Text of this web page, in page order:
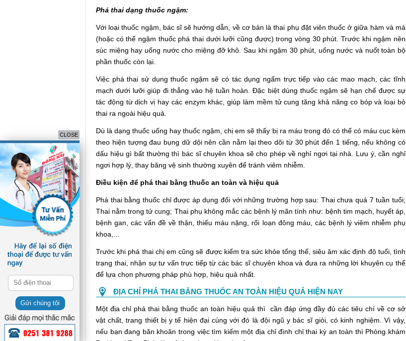
Phá thai dạng thuốc ngậm:
Với loại thuốc ngậm, bác sĩ sẽ hướng dẫn, về cơ bản là thai phụ đặt viên thuốc ở giữa hàm và má
(hoặc có thể ngậm thuốc phá thai dưới lưỡi cũng được) trong vòng 30 phút. Trước khi ngậm nên
súc miệng hay uống nước cho miệng đỡ khô. Sau khi ngậm 30 phút, uống nước và nuốt toàn bộ
phần thuốc còn lại.
Việc phá thai sử dụng thuốc ngậm sẽ có tác dụng ngấm trực tiếp vào các mao mạch, các tĩnh
mạch dưới lưỡi giúp đi thẳng vào hệ tuần hoàn. Đặc biệt dùng thuốc ngậm sẽ hạn chế được sự
tác động từ dịch vị hay các enzym khác, giúp làm mềm tử cung tăng khả năng co bóp và loại bỏ
thai ra ngoài hiệu quả.
Dù là dạng thuốc uống hay thuốc ngậm, chị em sẽ thấy bị ra máu trong đó có thể có máu cục kèm
theo hiện tượng đau bụng dữ dội nên cần nằm lại theo dõi từ 30 phút đến 1 tiếng, nếu không có
dấu hiệu gì bất thường thì bác sĩ chuyên khoa sẽ cho phép về nghỉ ngơi tại nhà. Lưu ý, cần nghỉ
ngơi hợp lý, thay băng vệ sinh thường xuyên để tránh viêm nhiễm.
Điều kiện để phá thai bằng thuốc an toàn và hiệu quả
Phá thai bằng thuốc chỉ được áp dụng đối với những trường hợp sau: Thai chưa quá 7 tuần tuổi;
Thai nằm trong tử cung; Thai phụ không mắc các bệnh lý mãn tính như: bệnh tim mạch, huyết áp,
bệnh gan, các vấn đề về thận, thiếu máu nặng, rối loạn đông máu, các bệnh lý viêm nhiễm phụ
khoa,...
Trước khi phá thai chị em cũng sẽ được kiểm tra sức khỏe tổng thể, siêu âm xác định độ tuổi, tình
trạng thai, nhận sự tư vấn trực tiếp từ các bác sĩ chuyên khoa và đưa ra những lời khuyên cụ thể
để lựa chọn phương pháp phù hợp, hiệu quả nhất.
ĐỊA CHỈ PHÁ THAI BẰNG THUỐC AN TOÀN HIỆU QUẢ HIỆN NAY
Một địa chỉ phá thai bằng thuốc an toàn hiệu quả thì cần đáp ứng đầy đủ các tiêu chí về cơ sở
vật chất, trang thiết bị y tế hiện đại cùng với đó là đội ngũ y bác sĩ giỏi, có kinh nghiệm. Vì vậy,
nếu bạn đang băn khoăn trong việc tìm kiếm một địa chỉ đình chỉ thai kỳ an toàn thì Phòng khám
CLOSE
Gửi chúng tôi